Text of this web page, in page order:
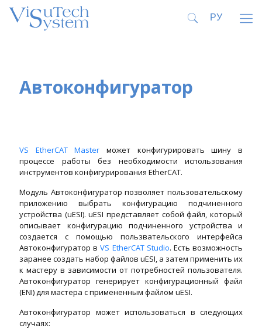
Автоконфигуратор
VS EtherCAT Master может конфигурировать шину в
процессе работы без необходимости использования
инструментов конфигурирования EtherCAT.
Модуль Автоконфигуратор позволяет пользовательскому
приложению выбрать конфигурацию подчиненного
устройства (uESI). uESI представляет собой файл, который
описывает конфигурацию подчиненного устройства и
создается с помощью пользвательского интерфейса
Автоконфигуратор вVS EtherCAT Studio. Есть возможность
заранее создать набор файлов uESI, а затем применить их
к мастеру в зависимости от потребностей пользователя.
Автоконфигуратор генерирует конфигурационный файл
(ENI) для мастера с примененным файлом uESI.
Автоконфигуратор может использоваться в следующих
случаях: